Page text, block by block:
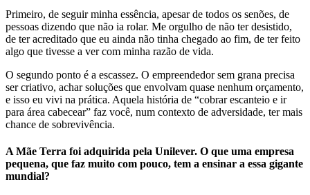
Primeiro, de seguir minha essência, apesar de todos os senões, de
pessoas dizendo que não ia rolar. Me orgulho de não ter desistido,
de ter acreditado que eu ainda não tinha chegado ao fim, de ter feito
algo que tivesse a ver com minha razão de vida.
O segundo ponto é a escassez. O empreendedor sem grana precisa
ser criativo, achar soluções que envolvam quase nenhum orçamento,
e isso eu vivi na prática. Aquela história de “cobrar escanteio e ir
para área cabecear” faz você, num contexto de adversidade, ter mais
chance de sobrevivência.
A Mãe Terra foi adquirida pela Unilever. O que uma empresa
pequena, que faz muito com pouco, tem a ensinar a essa gigante
mundial?